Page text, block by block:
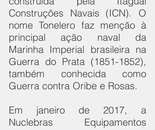
Construções Navais (ICN). O
nome Tonelero faz menção à
principal ação naval da
Marinha Imperial brasileira na
Guerra do Prata (1851-1852),
também conhecida como
Guerra contra Oribe e Rosas.
Em janeiro de 2017, a
Nuclebras Equipamentos